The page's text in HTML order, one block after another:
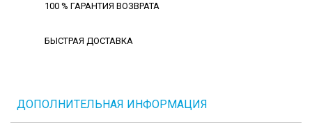
100 % ГАРАНТИЯ ВОЗВРАТА
БЫСТРАЯ ДОСТАВКА
ДОПОЛНИТЕЛЬНАЯ ИНФОРМАЦИЯ